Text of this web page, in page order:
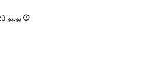
يونيو 23, 2024